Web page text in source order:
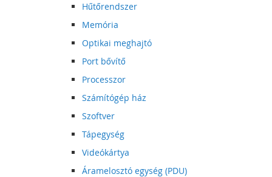
Hűtőrendszer
Memória
Optikai meghajtó
Port bővítő
Processzor
Számítógép ház
Szoftver
Tápegység
Videókártya
Áramelosztó egység (PDU)